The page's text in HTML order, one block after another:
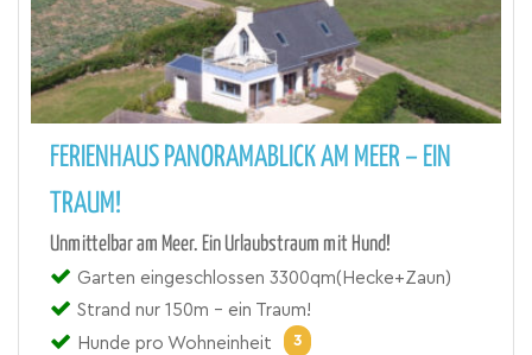
FERIENHAUS PANORAMABLICK AM MEER – EIN
TRAUM!
Unmittelbar am Meer. Ein Urlaubstraum mit Hund!
Garten eingeschlossen 3300qm(Hecke+Zaun)
Strand nur 150m - ein Traum!
Hunde pro Wohneinheit
3